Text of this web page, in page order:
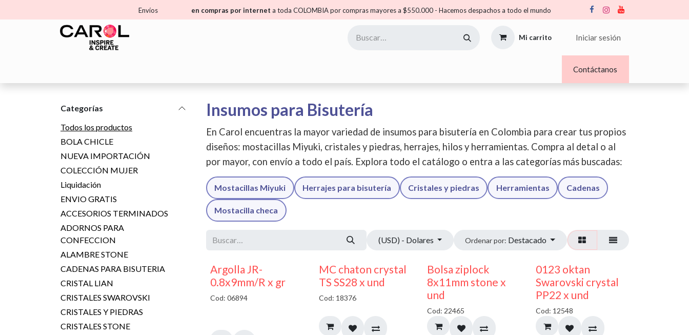
Envíos en compras por internet a toda COLOMBIA por compras mayores a $550.000 - Hacemos despachos a todo el mundo
Mi carrito Iniciar sesión
Contáctanos
Categorías
Todos los productos
BOLA CHICLE
NUEVA IMPORTACIÓN
COLECCIÓN MUJER
Liquidación
ENVIO GRATIS
ACCESORIOS TERMINADOS
ADORNOS PARA
CONFECCION
ALAMBRE STONE
CADENAS PARA BISUTERIA
CRISTAL LIAN
CRISTALES SWAROVSKI
CRISTALES Y PIEDRAS
CRISTALES STONE
Insumos para Bisutería
En Carol encuentras la mayor variedad de insumos para bisutería en Colombia para crear tus propios
diseños: mostacillas Miyuki, cristales y piedras, herrajes, hilos y herramientas. Compra al detal o al
por mayor, con envío a todo el país. Explora todo el catálogo o entra a las categorías más buscadas:
Mostacillas Miyuki Herrajes para bisutería Cristales y piedras Herramientas Cadenas
Mostacilla checa
(USD) - Dolares Ordenar por: Destacado
Argolla JR-
0.8x9mm/R x gr
Cod: 06894
MC chaton crystal
TS SS28 x und
Cod: 18376
¡NUEVO!
Bolsa ziplock
8x11mm stone x
und
Cod: 22465
0123 oktan
Swarovski crystal
PP22 x und
Cod: 12548